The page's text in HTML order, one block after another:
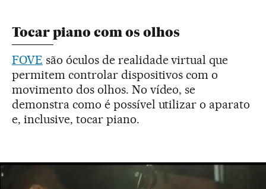
Tocar piano com os olhos
FOVE são óculos de realidade virtual que
permitem controlar dispositivos com o
movimento dos olhos. No vídeo, se
demonstra como é possível utilizar o aparato
e, inclusive, tocar piano.